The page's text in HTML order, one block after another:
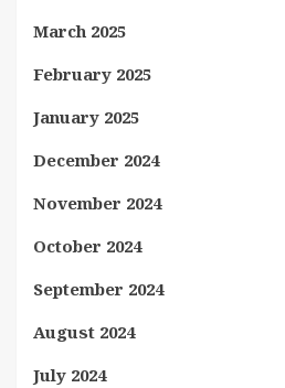
March 2025
February 2025
January 2025
December 2024
November 2024
October 2024
September 2024
August 2024
July 2024